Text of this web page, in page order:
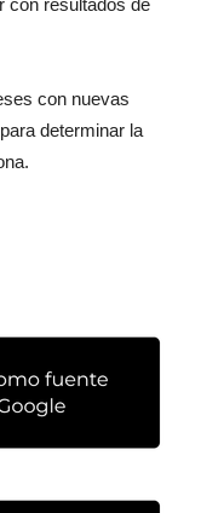
con resultados de
con nuevas
determinar la